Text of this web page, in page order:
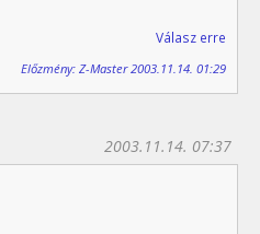
Válasz erre
Előzmény: Z-Master 2003.11.14. 01:29
2003.11.14. 07:37